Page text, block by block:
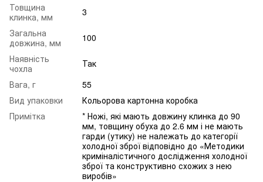
Товщина
клинка, мм
3
Загальна
довжина, мм
100
Наявність
чохла
Так
Вага, г
55
Вид упаковки
Кольорова картонна коробка
Примітка
* Ножі, які мають довжину клинка до 90
мм, товщину обуха до 2.6 мм і не мають
гарди (утику) не належать до категорії
холодної зброї відповідно до «Методики
криміналістичного дослідження холодної
зброї та конструктивно схожих з нею
виробів»